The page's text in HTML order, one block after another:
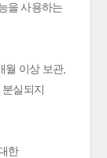
을 사용하는
월 이상 보관,
실되지
한